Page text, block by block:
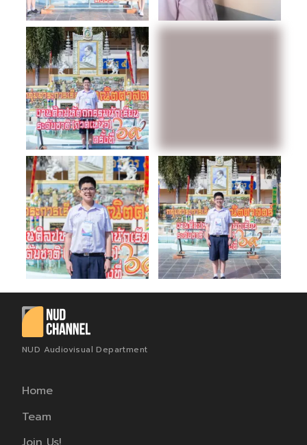
NUD Audiovisual Department
Home
Team